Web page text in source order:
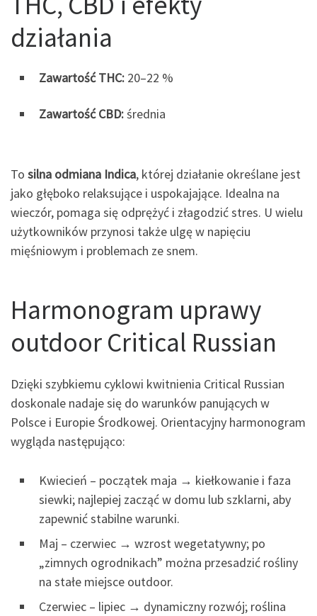
działania
Zawartość THC: 20–22 %
Zawartość CBD:średnia
To silna odmiana Indica, której działanie określane jest
jako głęboko relaksujące i uspokajające. Idealna na
wieczór, pomaga się odprężyć i złagodzić stres. U wielu
użytkowników przynosi także ulgę w napięciu
mięśniowym i problemach ze snem.
Harmonogram uprawy
outdoor Critical Russian
Dzięki szybkiemu cyklowi kwitnienia Critical Russian
doskonale nadaje się do warunków panujących w
Polsce i Europie Środkowej. Orientacyjny harmonogram
wygląda następująco:
Kwiecień – początek maja → kiełkowanie i faza
siewki; najlepiej zacząć w domu lub szklarni, aby
zapewnić stabilne warunki.
Maj – czerwiec → wzrost wegetatywny; po
„zimnych ogrodnikach” można przesadzić rośliny
na stałe miejsce outdoor.
Czerwiec – lipiec → dynamiczny rozwój; roślina